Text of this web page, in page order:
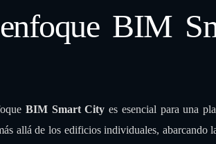
BIM
BIM Smart City es esencial para una